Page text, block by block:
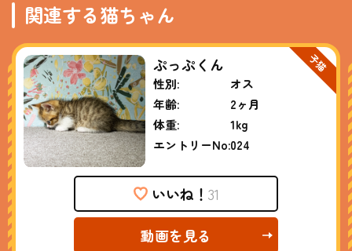
関連する猫ちゃん
ぷっぷくん
性別:
オス
年齢:
2ヶ月
体重:
1kg
エントリーNo:024
いいね！ 31
動画を見る